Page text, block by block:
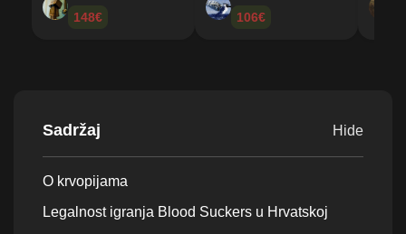
148€
106€
Sadržaj Hide
O krvopijama
Legalnost igranja Blood Suckers u Hrvatskoj